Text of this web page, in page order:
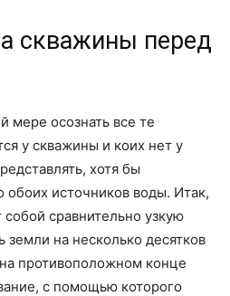
скважины перед
мере осознать все те
у скважины и коих нет у
хотя бы
обоих источников воды. Итак,
сравнительно узкую
земли на несколько десятков
противоположном конце
с помощью которого